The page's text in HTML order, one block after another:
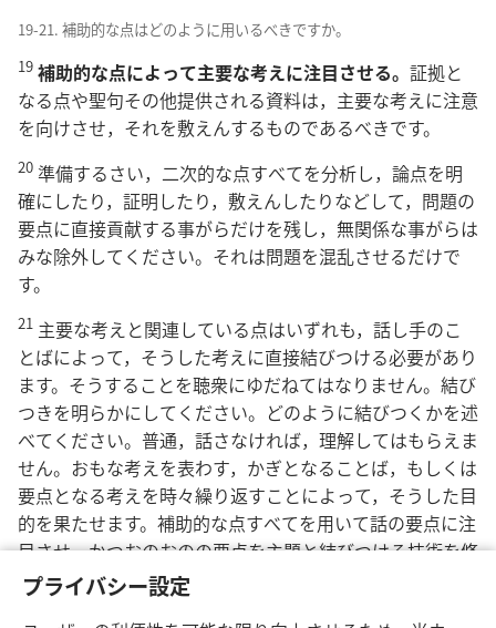
プライバシー設定
19-21. 補助的な点はどのように用いるべきですか。
19 補助的な点によって主要な考えに注目させる。 証拠と
なる点や聖句その他提供される資料は，主要な考えに注意
を向けさせ，それを敷えんするものであるべきです。
20 準備するさい，二次的な点すべてを分析し，論点を明
確にしたり，証明したり，敷えんしたりなどして，問題の
要点に直接貢献する事がらだけを残し，無関係な事がらは
みな除外してください。それは問題を混乱させるだけで
す。
21 主要な考えと関連している点はいずれも，話し手のこ
とばによって，そうした考えに直接結びつける必要があり
ます。そうすることを聴衆にゆだねてはなりません。結び
つきを明らかにしてください。どのように結びつくかを述
べてください。普通，話さなければ，理解してはもらえま
せん。おもな考えを表わす，かぎとなることば，もしくは
要点となる考えを時々繰り返すことによって，そうした目
的を果たせます。補助的な点すべてを用いて話の要点に注
目させ，かつおのおのの要点を主題と結びつける技術を修
得すれば，あなたの話はほれぼれするほどにわかりやすい
ものとなり，その結果，話しやすくて，しかも忘れがたい